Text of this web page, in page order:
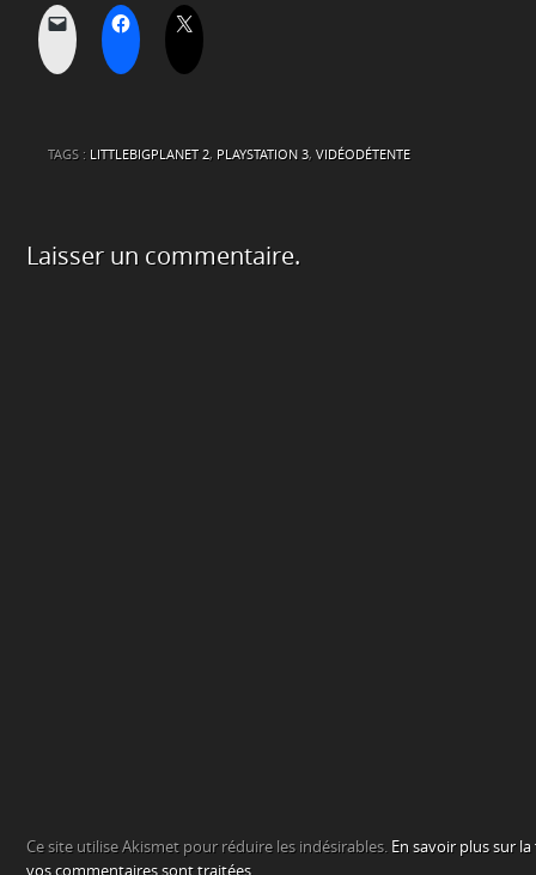
TAGS : LITTLEBIGPLANET 2, PLAYSTATION 3, VIDÉODÉTENTE
Laisser un commentaire.
Ce site utilise Akismet pour réduire les indésirables. En savoir plus sur
vos commentaires sont traitées